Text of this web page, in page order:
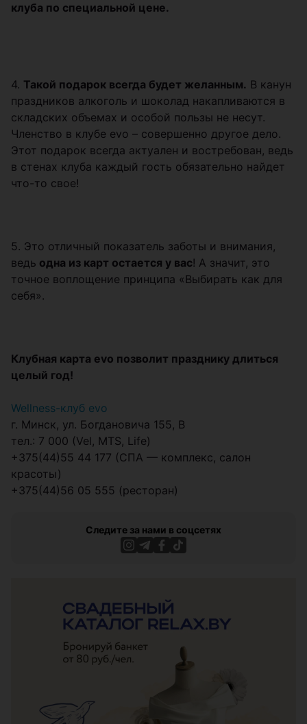
клуба по специальной цене.
4. Такой подарок всегда будет желанным. В канун
праздников алкоголь и шоколад накапливаются в
складских объемах и особой пользы не несут.
Членство в клубе evo – совершенно другое дело.
Этот подарок всегда актуален и востребован, ведь
в стенах клуба каждый гость обязательно найдет
что-то свое!
5. Это отличный показатель заботы и внимания,
ведь одна из карт остается у вас! А значит, это
точное воплощение принципа «Выбирать как для
себя».
Клубная карта evo позволит празднику длиться
целый год!
Wellness-клуб evo
г. Минск, ул. Богдановича 155, В
тел.: 7 000 (Vel, MTS, Life)
+375(44)55 44 177 (СПА — комплекс, салон
красоты)
+375(44)56 05 555 (ресторан)
Следите за нами в соцсетях